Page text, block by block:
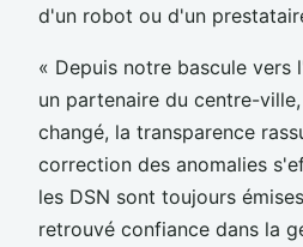
d'un robot ou d'un
« Depuis notre bascule vers
un partenaire du centre-
changé, la transparence
correction des anomalies
les DSN sont toujours
retrouvé confiance dans la